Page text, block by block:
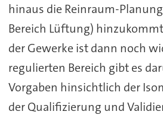
hinaus die Reinraum-
Bereich Lüftung)
der Gewerke ist dann noch
regulierten Bereich gibt es
Vorgaben hinsichtlich der
der Qualifizierung und